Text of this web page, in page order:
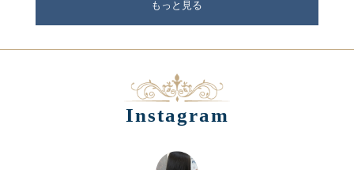
もっと見る
Instagram